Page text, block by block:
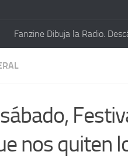
Fanzine Dibuja la Radio.
nos quiten